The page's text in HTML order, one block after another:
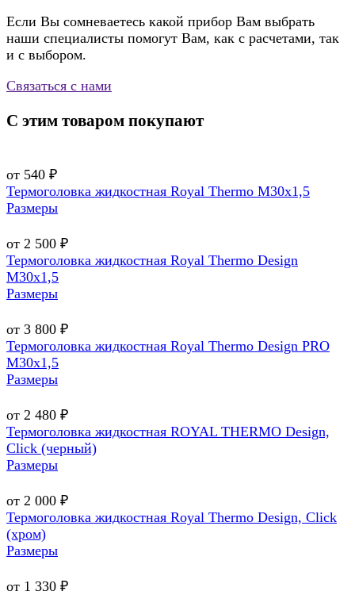
Если Вы сомневаетесь какой прибор Вам выбрать
наши специалисты помогут Вам, как с расчетами, так
и с выбором.
Связаться с нами
С этим товаром покупают
от 540 ₽
Термоголовка жидкостная Royal Thermo М30х1,5
Размеры
от 2 500 ₽
Термоголовка жидкостная Royal Thermo Design
М30х1,5
Размеры
от 3 800 ₽
Термоголовка жидкостная Royal Thermo Design PRO
М30х1,5
Размеры
от 2 480 ₽
Термоголовка жидкостная ROYAL THERMO Design,
Click (черный)
Размеры
от 2 000 ₽
Термоголовка жидкостная Royal Thermo Design, Click
(хром)
Размеры
от 1 330 ₽